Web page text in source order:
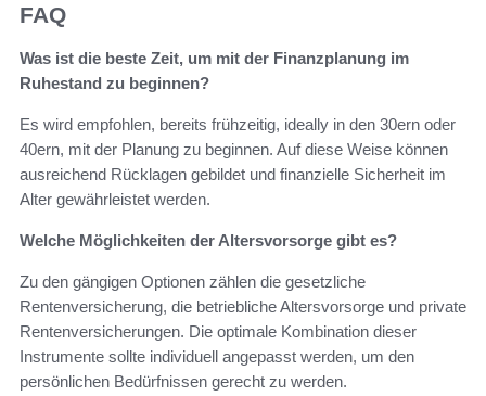
FAQ
Was ist die beste Zeit, um mit der Finanzplanung im
Ruhestand zu beginnen?
Es wird empfohlen, bereits frühzeitig, ideally in den 30ern oder
40ern, mit der Planung zu beginnen. Auf diese Weise können
ausreichend Rücklagen gebildet und finanzielle Sicherheit im
Alter gewährleistet werden.
Welche Möglichkeiten der Altersvorsorge gibt es?
Zu den gängigen Optionen zählen die gesetzliche
Rentenversicherung, die betriebliche Altersvorsorge und private
Rentenversicherungen. Die optimale Kombination dieser
Instrumente sollte individuell angepasst werden, um den
persönlichen Bedürfnissen gerecht zu werden.